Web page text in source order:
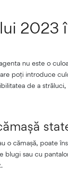
2023
nu este o
poți introduce
de a
o cămașă, poate
blugi sau cu